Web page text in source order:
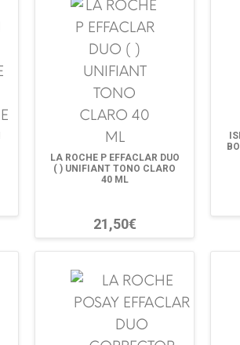
LA ROCHE P EFFACLAR DUO
( ) UNIFIANT TONO CLARO
40 ML
21,50€